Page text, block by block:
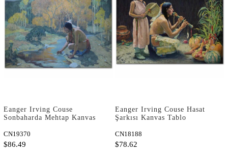
Eanger Irving Couse
Sonbaharda Mehtap Kanvas
CN19370
$86.49
Eanger Irving Couse Hasat
Şarkısı Kanvas Tablo
CN18188
$78.62